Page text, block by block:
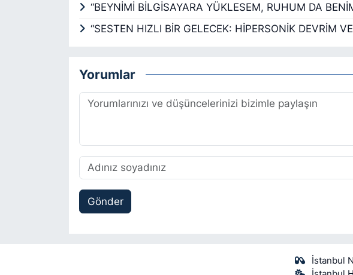
“BEYNİMİ BİLGİSAYARA YÜKLESEM, RUHUM DA
“SESTEN HIZLI BİR GELECEK: HİPERSONİK DEVRİM
Yorumlar
Gönder
İstanbul